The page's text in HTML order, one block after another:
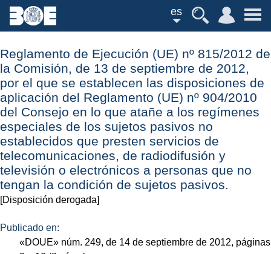
es
Reglamento de Ejecución (UE) nº 815/2012 de
la Comisión, de 13 de septiembre de 2012,
por el que se establecen las disposiciones de
aplicación del Reglamento (UE) nº 904/2010
del Consejo en lo que atañe a los regímenes
especiales de los sujetos pasivos no
establecidos que presten servicios de
telecomunicaciones, de radiodifusión y
televisión o electrónicos a personas que no
tengan la condición de sujetos pasivos.
[Disposición derogada]
Publicado en:
«DOUE» núm. 249, de 14 de septiembre de 2012, páginas